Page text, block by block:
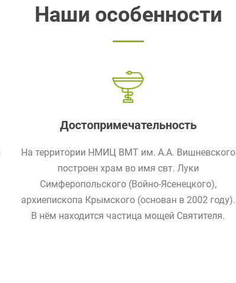
Наши особенности
Достопримечательность
На территории НМИЦ ВМТ им. А.А. Вишневского
построен храм во имя свт. Луки
Симферопольского (Войно-Ясенецкого),
архиепископа Крымского (основан в 2002 году).
В нём находится частица мощей Святителя.